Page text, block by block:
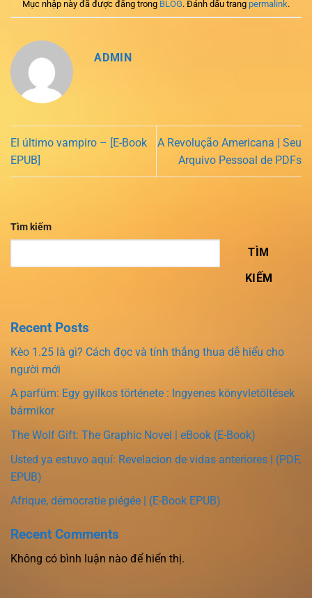
Mục nhập này đã được đăng trong BLOG. Đánh dấu trang permalink.
ADMIN
El último vampiro – [E-Book
EPUB]
A Revolução Americana | Seu
Arquivo Pessoal de PDFs
Tìm kiếm
TÌM
KIẾM
Recent Posts
Kèo 1.25 là gì? Cách đọc và tính thắng thua dễ hiểu cho
người mới
A parfüm: Egy gyilkos története : Ingyenes könyvletöltések
bármikor
The Wolf Gift: The Graphic Novel | eBook (E-Book)
Usted ya estuvo aquí: Revelacion de vidas anteriores | (PDF,
EPUB)
Afrique, démocratie piégée | (E-Book EPUB)
Recent Comments
Không có bình luận nào để hiển thị.